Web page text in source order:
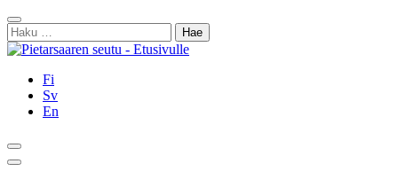
Siirry
sisältöön
Sulje
Haku:
Fi
Sv
En
Hae
Päävalikko